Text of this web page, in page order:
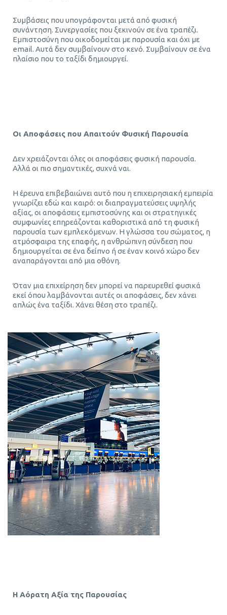
Συμβάσεις που υπογράφονται μετά από φυσική
συνάντηση. Συνεργασίες που ξεκινούν σε ένα τραπέζι.
Εμπιστοσύνη που οικοδομείται με παρουσία και όχι με
email. Αυτά δεν συμβαίνουν στο κενό. Συμβαίνουν σε ένα
πλαίσιο που το ταξίδι δημιουργεί.
Οι Αποφάσεις που Απαιτούν Φυσική Παρουσία
Δεν χρειάζονται όλες οι αποφάσεις φυσική παρουσία.
Αλλά οι πιο σημαντικές, συχνά ναι.
Η έρευνα επιβεβαιώνει αυτό που η επιχειρησιακή εμπειρία
γνωρίζει εδώ και καιρό: οι διαπραγματεύσεις υψηλής
αξίας, οι αποφάσεις εμπιστοσύνης και οι στρατηγικές
συμφωνίες επηρεάζονται καθοριστικά από τη φυσική
παρουσία των εμπλεκόμενων. Η γλώσσα του σώματος, η
ατμόσφαιρα της επαφής, η ανθρώπινη σύνδεση που
δημιουργείται σε ένα δείπνο ή σε έναν κοινό χώρο δεν
αναπαράγονται από μια οθόνη.
Όταν μια επιχείρηση δεν μπορεί να παρευρεθεί φυσικά
εκεί όπου λαμβάνονται αυτές οι αποφάσεις, δεν χάνει
απλώς ένα ταξίδι. Χάνει θέση στο τραπέζι.
Η Αόρατη Αξία της Παρουσίας